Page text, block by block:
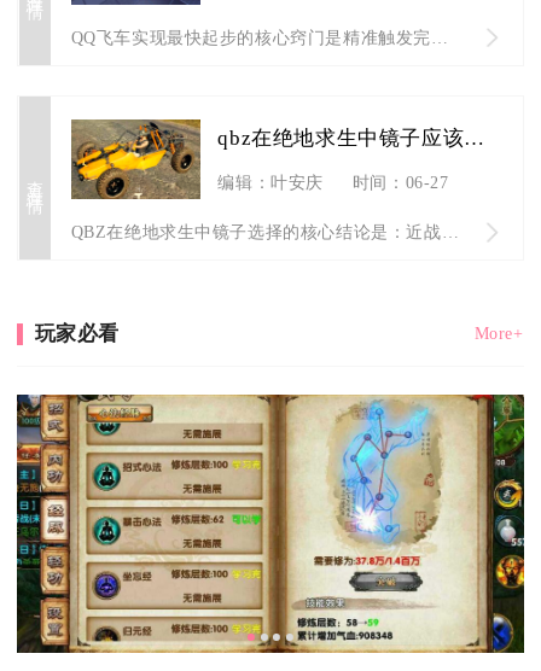
查看详情
qbz在绝地求生中镜子应该怎么选择
编辑：叶安庆 时间：06-27
玩家必看 More+